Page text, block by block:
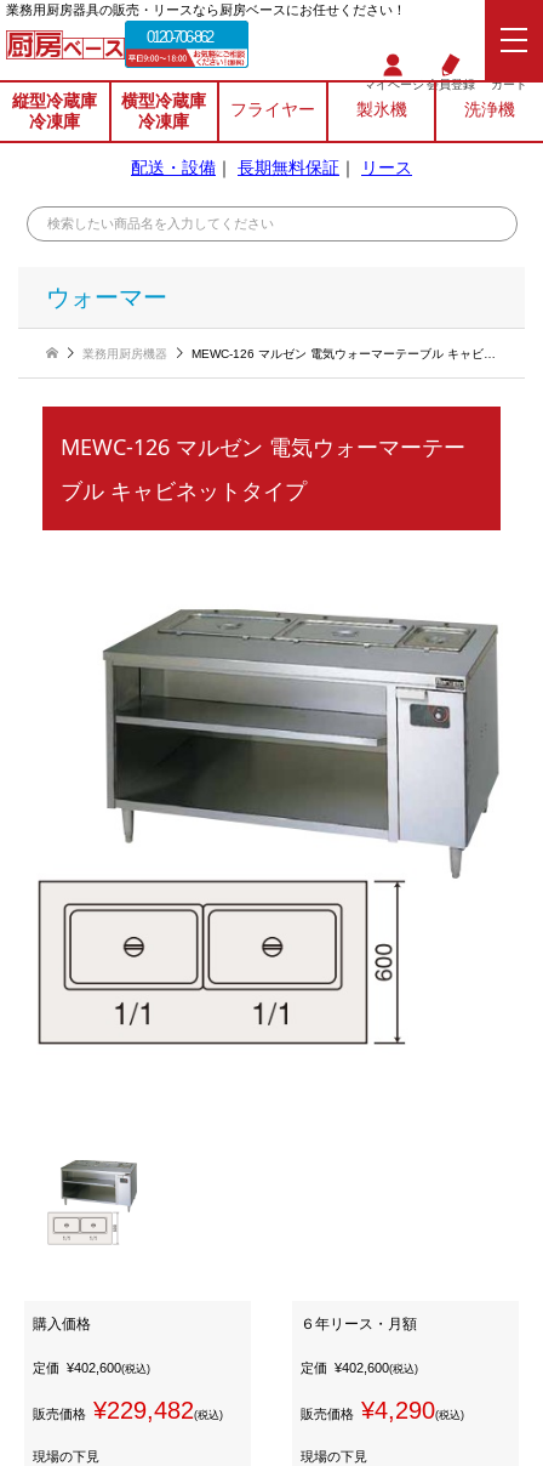
業務⽤厨房器具の販売・リースなら厨房ベースにお任せください！
0120-706-862
マイページ会員登録 カート
縦型冷蔵庫
冷凍庫
横型冷蔵庫
冷凍庫
フライヤー 製氷機 洗浄機
配送・設備 ｜ 長期無料保証 ｜ リース
ウォーマー
業務用厨房機器 MEWC-126 マルゼン 電気ウォーマーテーブル キャビネットタイプ
MEWC-126 マルゼン 電気ウォーマーテー
ブル キャビネットタイプ
購入価格
定価 ¥402,600(税込)
販売価格 ¥229,482(税込)
現場の下見
６年リース・月額
定価 ¥402,600(税込)
販売価格 ¥4,290(税込)
現場の下見